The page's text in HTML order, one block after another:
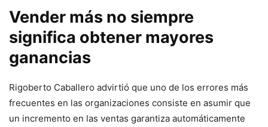
Vender más no siempre
significa obtener mayores
ganancias
Rigoberto Caballero advirtió que uno de los errores más
frecuentes en las organizaciones consiste en asumir que
un incremento en las ventas garantiza automáticamente